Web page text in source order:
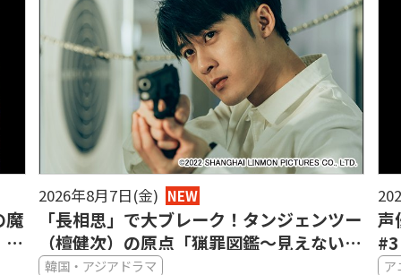
魔
パ
2026年8月7日(金) NEW
「長相思」で大ブレーク！タンジェンツー
（檀健次）の原点「猟罪図鑑～見えない肖
像画～」で光る目の演技
韓国・アジアドラマ
声
悟
ア